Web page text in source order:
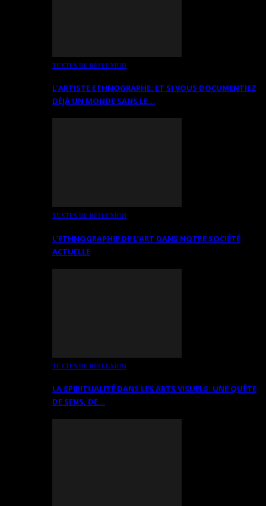
TEXTES DE RÉFLEXION
L’ARTISTE ETHNOGRAPHE: ET SI VOUS DOCUMENTIEZ
DÉJÀ UN MONDE SANS LE…
TEXTES DE RÉFLEXION
L’ETHNOGRAPHIE DE L’ART DANS NOTRE SOCIÉTÉ
ACTUELLE
TEXTES DE RÉFLEXION
LA SPIRITUALITÉ DANS LES ARTS VISUELS: UNE QUÊTE
DE SENS, DE…